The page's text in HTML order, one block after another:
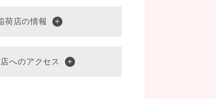
荷店の情報
へのアクセス